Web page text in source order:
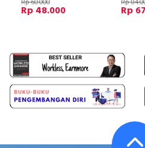
Rp 48.000 Rp